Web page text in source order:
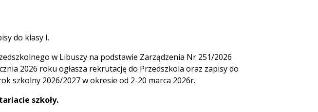
do klasy I.
w Libuszy na podstawie Zarządzenia Nr 251/2026
2026 roku ogłasza rekrutację do Przedszkola oraz zapisy do
szkolny 2026/2027 w okresie od 2-20 marca 2026r.
szkoły.